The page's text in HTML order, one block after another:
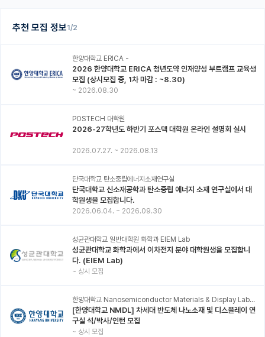
추천 모집 정보1/2
한양대학교 ERICA -
2026 한양대학교 ERICA 청년도약 인재양성 부트캠프 교육생
모집 (상시모집 중, 1차 마감 : ~8.30)
~ 2026.08.30
POSTECH 대학원
2026-27학년도 하반기 포스텍 대학원 온라인 설명회 실시
2026.07.27. ~ 2026.08.13
단국대학교 탄소중립에너지소재연구실
단국대학교 신소재공학과 탄소중립 에너지 소재 연구실에서 대
학원생을 모집합니다.
2026.06.04. ~ 2026.09.30
성균관대학교 일반대학원 화학과 EIEM Lab
성균관대학교 화학과에서 이차전지 분야 대학원생을 모집합니
다. (EIEM Lab)
~ 상시 모집
한양대학교 Nanosemiconductor Materials & Display Laboratory
[한양대학교 NMDL] 차세대 반도체 나노소재 및 디스플레이 연
구실 석/박사/인턴 모집
~ 상시 모집